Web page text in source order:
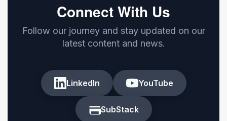
Connect With Us
Follow our journey and stay updated on our
latest content and news.
LinkedIn YouTube
SubStack